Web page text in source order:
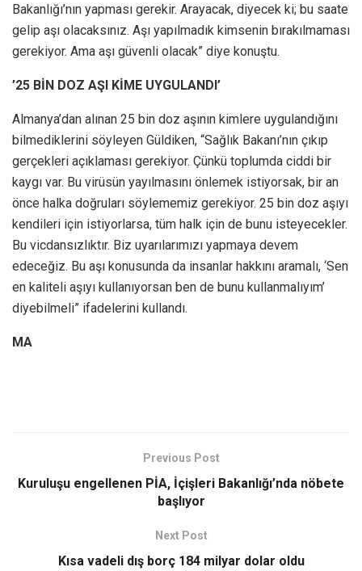
Bakanlığı’nın yapması gerekir. Arayacak, diyecek ki; bu saate
gelip aşı olacaksınız. Aşı yapılmadık kimsenin bırakılmaması
gerekiyor. Ama aşı güvenli olacak” diye konuştu.
’25 BİN DOZ AŞI KİME UYGULANDI’
Almanya’dan alınan 25 bin doz aşının kimlere uygulandığını
bilmediklerini söyleyen Güldiken, “Sağlık Bakanı’nın çıkıp
gerçekleri açıklaması gerekiyor. Çünkü toplumda ciddi bir
kaygı var. Bu virüsün yayılmasını önlemek istiyorsak, bir an
önce halka doğruları söylememiz gerekiyor. 25 bin doz aşıyı
kendileri için istiyorlarsa, tüm halk için de bunu isteyecekler.
Bu vicdansızlıktır. Biz uyarılarımızı yapmaya devem
edeceğiz. Bu aşı konusunda da insanlar hakkını aramalı, ‘Sen
en kaliteli aşıyı kullanıyorsan ben de bunu kullanmalıyım’
diyebilmeli” ifadelerini kullandı.
MA
Previous Post
Kuruluşu engellenen PİA, İçişleri Bakanlığı’nda nöbete
başlıyor
Next Post
Kısa vadeli dış borç 184 milyar dolar oldu